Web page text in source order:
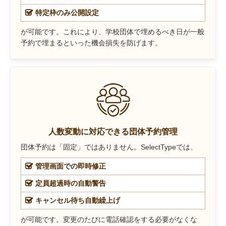
特定枠のみ公開設定
が可能です。これにより、学校団体で埋めるべき日が一般
予約で埋まるといった機会損失を防げます。
人数変動に対応できる団体予約管理
団体予約は「固定」ではありません。SelectTypeでは、
管理画面での即時修正
定員超過時の自動警告
キャンセル待ち自動繰上げ
が可能です。変更のたびに電話確認をする必要がなくな